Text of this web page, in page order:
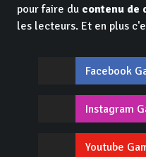
pour faire du contenu de
les lecteurs. Et en plus
Facebook
Instagram
Youtube